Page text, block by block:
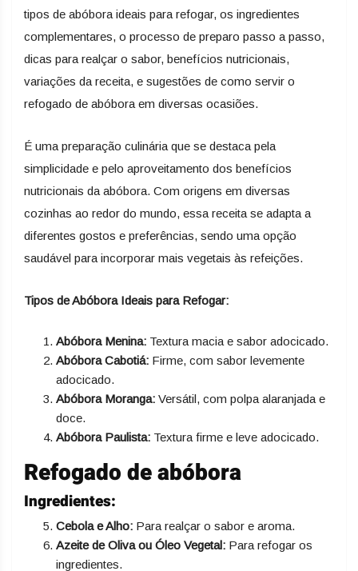
tipos de abóbora ideais para refogar, os ingredientes
complementares, o processo de preparo passo a passo,
dicas para realçar o sabor, benefícios nutricionais,
variações da receita, e sugestões de como servir o
refogado de abóbora em diversas ocasiões.
É uma preparação culinária que se destaca pela
simplicidade e pelo aproveitamento dos benefícios
nutricionais da abóbora. Com origens em diversas
cozinhas ao redor do mundo, essa receita se adapta a
diferentes gostos e preferências, sendo uma opção
saudável para incorporar mais vegetais às refeições.
Tipos de Abóbora Ideais para Refogar:
Abóbora Menina: Textura macia e sabor adocicado.
Abóbora Cabotiá: Firme, com sabor levemente
adocicado.
Abóbora Moranga: Versátil, com polpa alaranjada e
doce.
Abóbora Paulista: Textura firme e leve adocicado.
Refogado de abóbora
Ingredientes:
Cebola e Alho: Para realçar o sabor e aroma.
Azeite de Oliva ou Óleo Vegetal: Para refogar os
ingredientes.